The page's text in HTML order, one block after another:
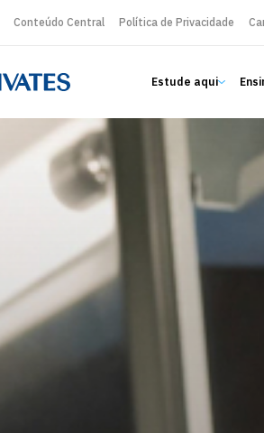
Conteúdo Central Política de Privacidade
Estude aqui